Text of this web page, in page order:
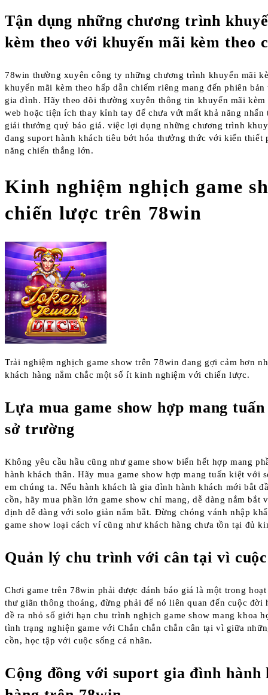
Tận dụng những chương trình
kèm theo với khuyến mãi kèm theo
78win thường xuyên công ty những chương trình khuyến mãi
khuyến mãi kèm theo hấp dẫn chiếm riêng mang đến phiên
gia đình. Hãy theo dõi thường xuyên thông tin khuyến mãi kèm
web hoặc tiện ích thay kỉnh tay để chưa vứt mất khả năng nhấn
giải thưởng quý báo giá. việc lợi dụng những chương trình
đang suport hành khách tiêu bớt hóa thưởng thức với kiến thiết
năng chiến thắng lớn.
Kinh nghiệm nghịch game
chiến lược trên 78win
Trải nghiệm nghịch game show trên 78win đang gợi cảm hơn
khách hàng nắm chắc một số ít kinh nghiệm với chiến lược.
Lựa mua game show hợp mang
sở trường
Không yêu cầu hầu cũng như game show biển hết hợp mang
hành khách thân. Hãy mua game show hợp mang tuấn kiệt với
em chúng ta. Nếu hành khách là gia đình hành khách mới bắt
cồn, hãy mua phần lớn game show chỉ mang, dễ dàng nắm bắt
định dễ dàng với solo giản nắm bắt. Đừng chóng vánh nhập
game show loại cách ví cũng như khách hàng chưa tồn tại đủ
Quản lý chu trình với cân tại vì
Chơi game trên 78win phải được đánh báo giá là một trong
thư giãn thông thoáng, đừng phải để nó liên quan đến cuộc đời
đề ra nhỏ số giới hạn chu trình nghịch game show mang khoa
tình trạng nghiện game với Chắn chắn chắn cân tại vì giữa
cồn, học tập với cuộc sống cá nhân.
Cộng đồng với suport gia đình hành